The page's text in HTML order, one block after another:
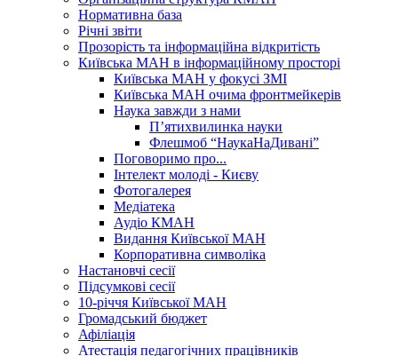
Нормативна база
Річні звіти
Прозорість та інформаційна відкритість
Київська МАН в інформаційному просторі
Київська МАН у фокусі ЗМІ
Київська МАН очима фронтмейкерів
Наука завжди з нами
П’ятихвилинка науки
Флешмоб “НаукаНаДивані”
Поговоримо про...
Інтелект молоді - Києву
Фотогалерея
Медіатека
Аудіо КМАН
Видання Київської МАН
Корпоративна символіка
Настановчі сесії
Підсумкові сесії
10-річчя Київської МАН
Громадський бюджет
Афіліація
Атестація педагогічних працівників